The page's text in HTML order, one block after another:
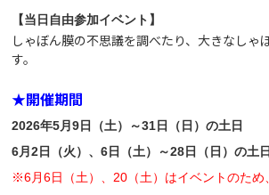
【当日自由参加イベント】
しゃぼん膜の不思議を調べたり、大きなしゃ
す。
★開催期間
2026年5月9日（土）～31日（日）の土日
6月2日（火）、6日（土）～28日（日）の土日
※6月6日（土）、20（土）はイベントのため